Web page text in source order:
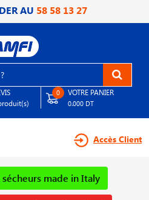
AU 58 58 13 27
0 VOTRE PANIER
0.000 DT
Accès Client
made in Italy